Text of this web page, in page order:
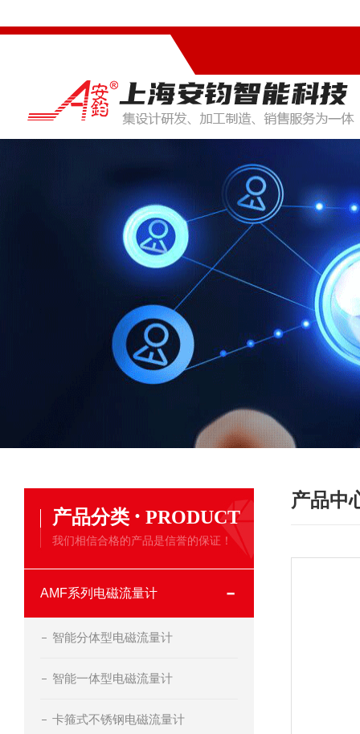
产品分类 · PRODUCT
我们相信合格的产品是信誉的保证！
AMF系列电磁流量计
智能分体型电磁流量计
智能一体型电磁流量计
卡箍式不锈钢电磁流量计
产品中